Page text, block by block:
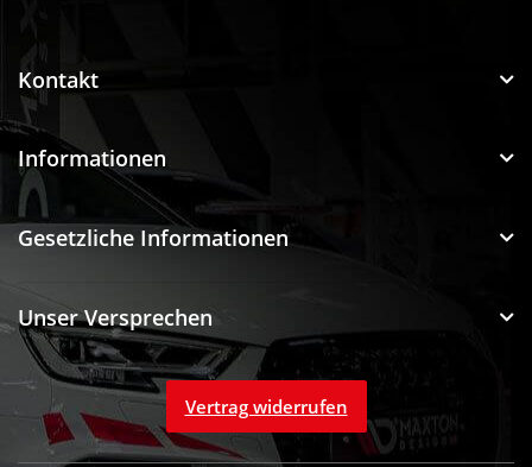
Kontakt
Informationen
Gesetzliche Informationen
Unser Versprechen
Vertrag widerrufen